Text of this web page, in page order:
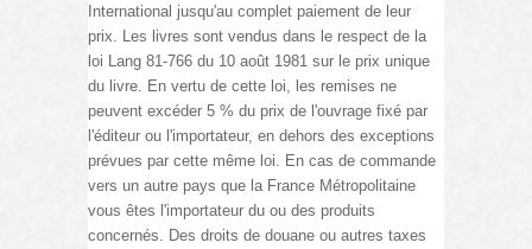
International jusqu'au complet paiement de leur
prix. Les livres sont vendus dans le respect de la
loi Lang 81-766 du 10 août 1981 sur le prix unique
du livre. En vertu de cette loi, les remises ne
peuvent excéder 5 % du prix de l'ouvrage fixé par
l'éditeur ou l'importateur, en dehors des exceptions
prévues par cette même loi. En cas de commande
vers un autre pays que la France Métropolitaine
vous êtes l'importateur du ou des produits
concernés. Des droits de douane ou autres taxes